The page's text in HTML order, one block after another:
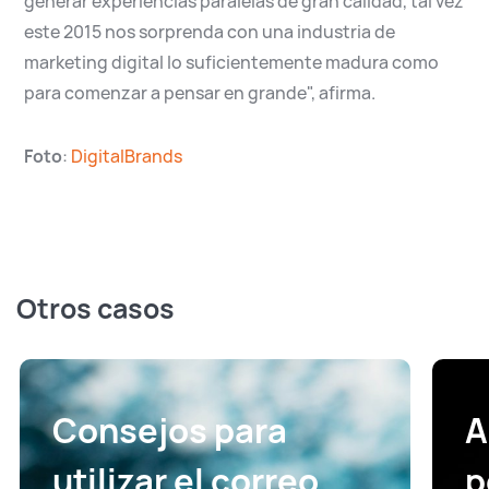
este 2015 nos sorprenda con una industria de
marketing digital lo suficientemente madura como
para comenzar a pensar en grande", afirma.
Foto: DigitalBrands
Otros casos
Consejos para